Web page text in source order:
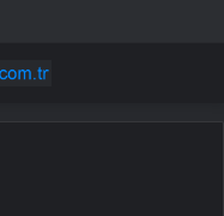
kesintisi uygulayacak